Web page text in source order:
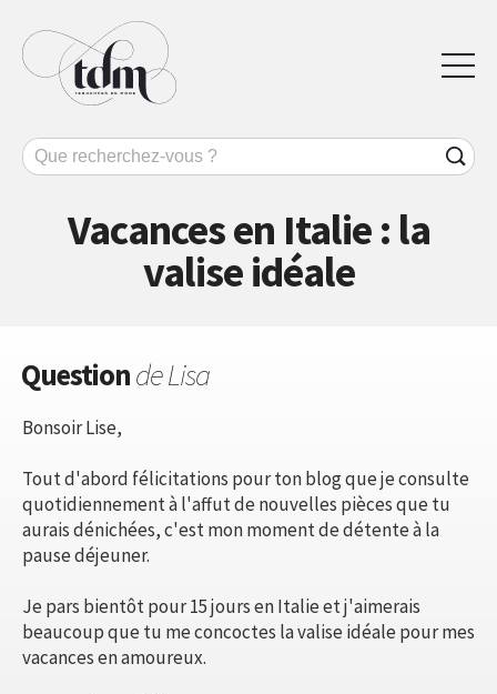
Vacances en Italie : la
valise idéale
Questionde Lisa
Bonsoir Lise,
Tout d'abord félicitations pour ton blog que je consulte
quotidiennement à l'affut de nouvelles pièces que tu
aurais dénichées, c'est mon moment de détente à la
pause déjeuner.
Je pars bientôt pour 15 jours en Italie et j'aimerais
beaucoup que tu me concoctes la valise idéale pour mes
vacances en amoureux.